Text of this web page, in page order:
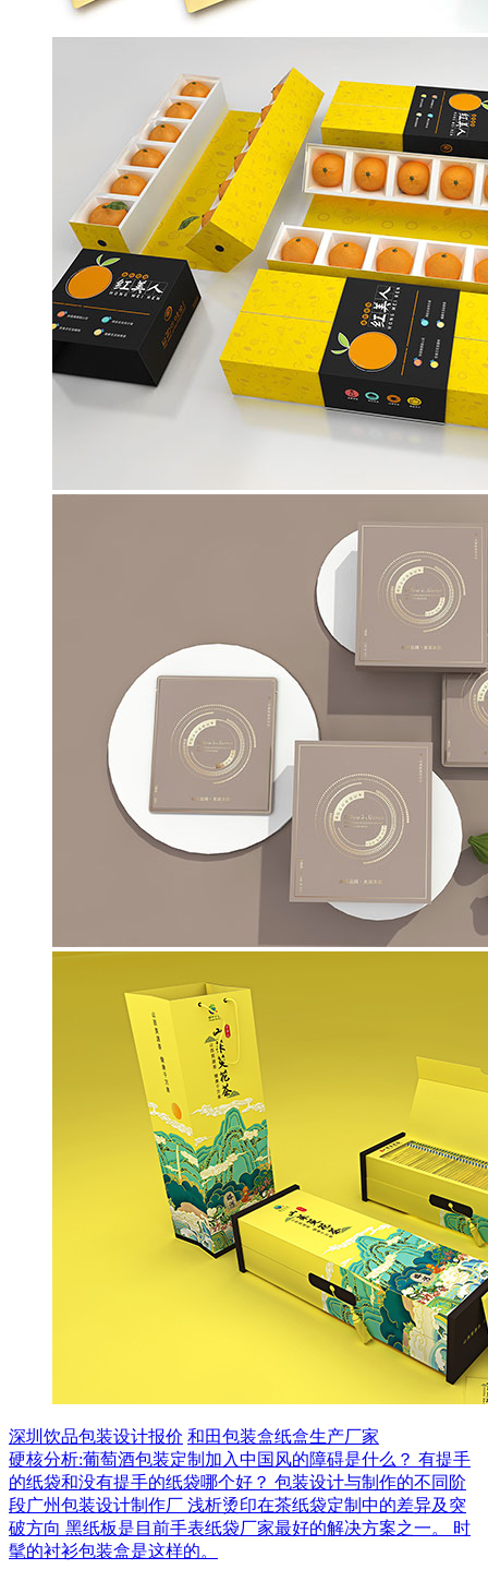
深圳饮品包装设计报价 和田包装盒纸盒生产厂家
硬核分析:葡萄酒包装定制加入中国风的障碍是什么？ 有提手
的纸袋和没有提手的纸袋哪个好？ 包装设计与制作的不同阶
段广州包装设计制作厂 浅析烫印在茶纸袋定制中的差异及突
破方向 黑纸板是目前手表纸袋厂家最好的解决方案之一。 时
髦的衬衫包装盒是这样的。